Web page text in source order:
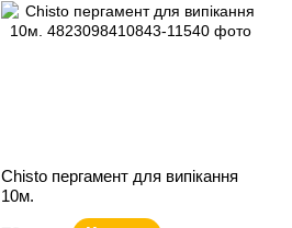
Chisto пергамент для випікання
10м.